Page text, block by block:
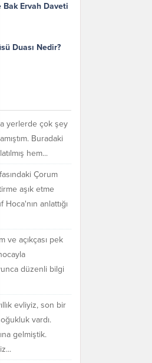
Bak Ervah Daveti
Duası Nedir?
yerlerde çok şey
Buradaki
hem...
Çorum
aşık etme
Hoca'nın anlattığı
ve açıkçası pek
düzenli bilgi
evliyiz, son bir
vardı.
gelmiştik.